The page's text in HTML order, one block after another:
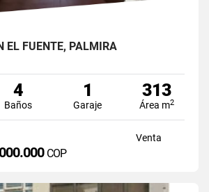
EL FUENTE, PALMIRA
4
Baños
1
Garaje
313
Área m2
Venta
COP